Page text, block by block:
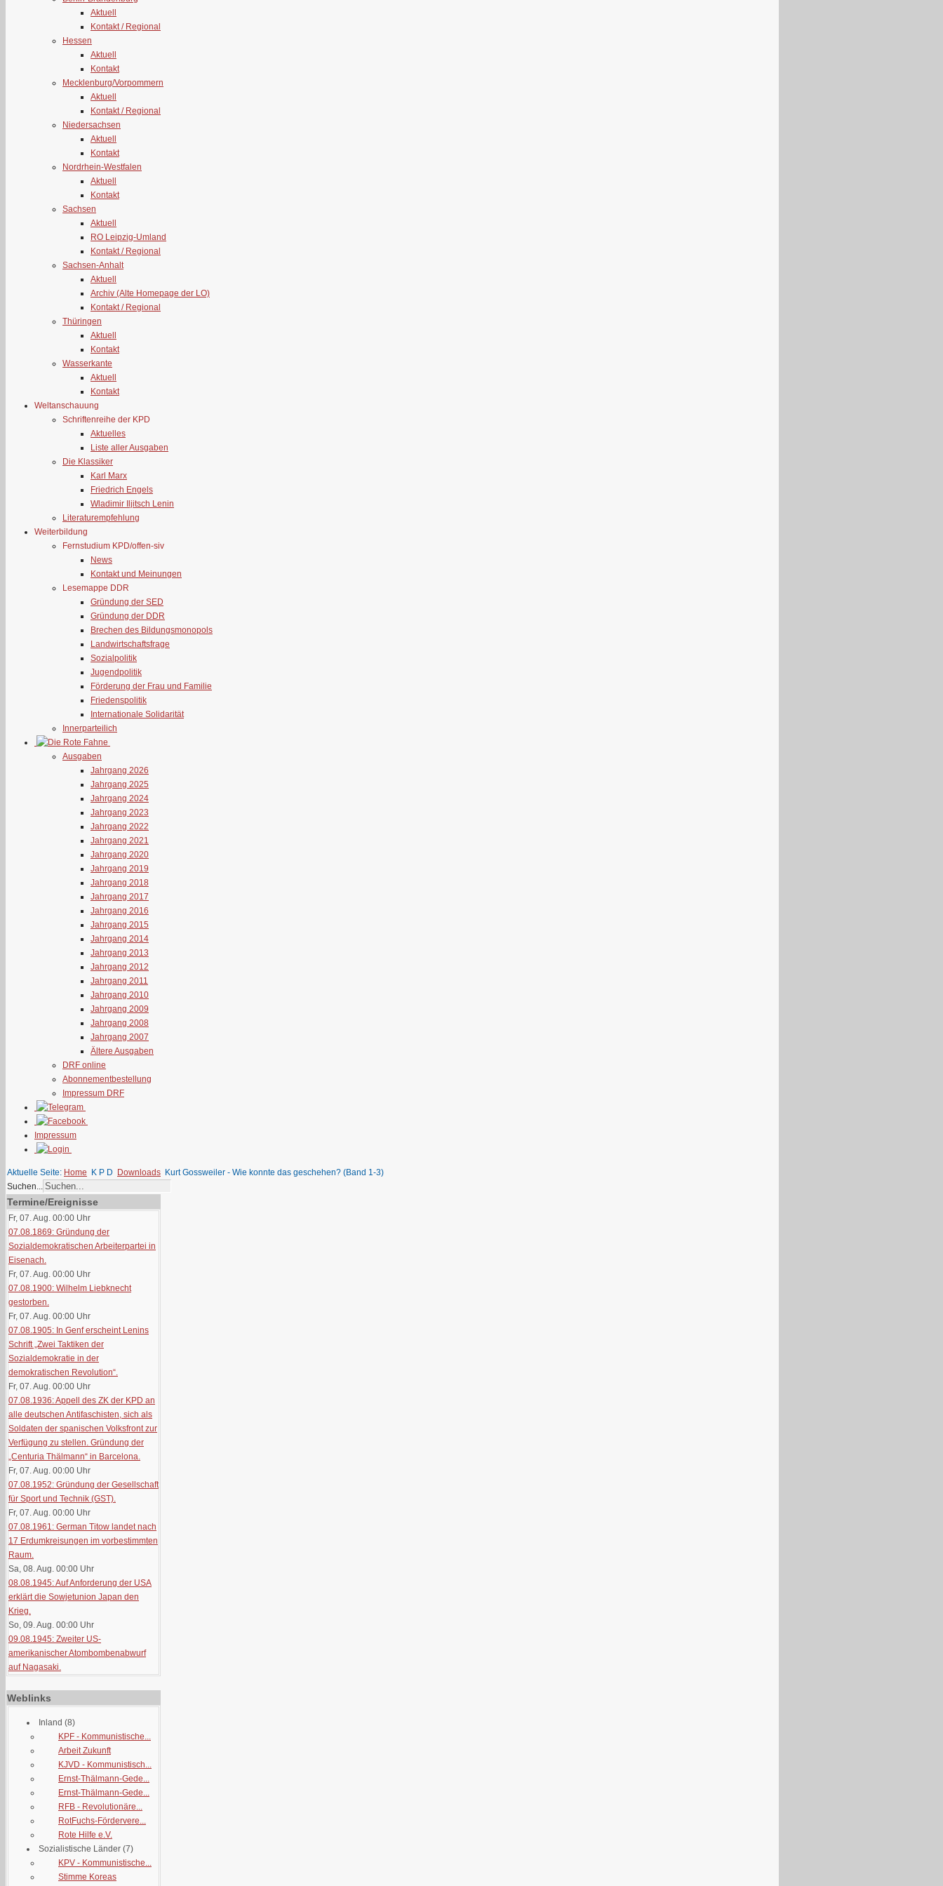
Aktuell
Kontakt / Regional
Hessen
Aktuell
Kontakt
Mecklenburg/Vorpommern
Aktuell
Kontakt / Regional
Niedersachsen
Aktuell
Kontakt
Nordrhein-Westfalen
Aktuell
Kontakt
Sachsen
Aktuell
RO Leipzig-Umland
Kontakt / Regional
Sachsen-Anhalt
Aktuell
Archiv (Alte Homepage der LO)
Kontakt / Regional
Thüringen
Aktuell
Kontakt
Wasserkante
Aktuell
Kontakt
Weltanschauung
Schriftenreihe der KPD
Aktuelles
Liste aller Ausgaben
Die Klassiker
Karl Marx
Friedrich Engels
Wladimir Iljitsch Lenin
Literaturempfehlung
Weiterbildung
Fernstudium KPD/offen-siv
News
Kontakt und Meinungen
Lesemappe DDR
Gründung der SED
Gründung der DDR
Brechen des Bildungsmonopols
Landwirtschaftsfrage
Sozialpolitik
Jugendpolitik
Förderung der Frau und Familie
Friedenspolitik
Internationale Solidarität
Innerparteilich
Ausgaben
Jahrgang 2026
Jahrgang 2025
Jahrgang 2024
Jahrgang 2023
Jahrgang 2022
Jahrgang 2021
Jahrgang 2020
Jahrgang 2019
Jahrgang 2018
Jahrgang 2017
Jahrgang 2016
Jahrgang 2015
Jahrgang 2014
Jahrgang 2013
Jahrgang 2012
Jahrgang 2011
Jahrgang 2010
Jahrgang 2009
Jahrgang 2008
Jahrgang 2007
Ältere Ausgaben
DRF online
Abonnementbestellung
Impressum DRF
Impressum
Aktuelle Seite: Home K P D Downloads Kurt Gossweiler - Wie konnte das geschehen? (Band 1-3)
Suchen...
Termine/Ereignisse
Fr, 07. Aug. 00:00 Uhr
07.08.1869: Gründung der
Sozialdemokratischen Arbeiterpartei in
Eisenach.
Fr, 07. Aug. 00:00 Uhr
07.08.1900: Wilhelm Liebknecht
gestorben.
Fr, 07. Aug. 00:00 Uhr
07.08.1905: In Genf erscheint Lenins
Schrift „Zwei Taktiken der
Sozialdemokratie in der
demokratischen Revolution“.
Fr, 07. Aug. 00:00 Uhr
07.08.1936: Appell des ZK der KPD an
alle deutschen Antifaschisten, sich als
Soldaten der spanischen Volksfront zur
Verfügung zu stellen. Gründung der
„Centuria Thälmann“ in Barcelona.
Fr, 07. Aug. 00:00 Uhr
07.08.1952: Gründung der Gesellschaft
für Sport und Technik (GST).
Fr, 07. Aug. 00:00 Uhr
07.08.1961: German Titow landet nach
17 Erdumkreisungen im vorbestimmten
Raum.
Sa, 08. Aug. 00:00 Uhr
08.08.1945: Auf Anforderung der USA
erklärt die Sowjetunion Japan den
Krieg.
So, 09. Aug. 00:00 Uhr
09.08.1945: Zweiter US-
amerikanischer Atombombenabwurf
auf Nagasaki.
Weblinks
Inland (8)
KPF - Kommunistische...
Arbeit Zukunft
KJVD - Kommunistisch...
Ernst-Thälmann-Gede...
Ernst-Thälmann-Gede...
RFB - Revolutionäre...
RotFuchs-Fördervere...
Rote Hilfe e.V.
Sozialistische Länder (7)
KPV - Kommunistische...
Stimme Koreas